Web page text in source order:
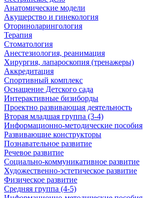
Анатомические модели
Акушерство и гинекология
Оториноларингология
Терапия
Стоматология
Анестезиология, реанимация
Хирургия, лапароскопия (тренажеры)
Аккредитация
Спортивный комплекс
Оснащение Детского сада
Интерактивные бизиборды
Проектно развивающая деятельность
Вторая младшая группа (3-4)
Информационно-методические пособия
Развивающие конструкторы
Познавательное развитие
Речевое развитие
Социально-коммуникативное развитие
Художественно-эстетическое развитие
Физическое развитие
Средняя группа (4-5)